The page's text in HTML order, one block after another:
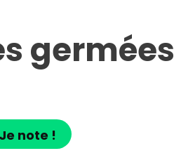
germées
Je note !